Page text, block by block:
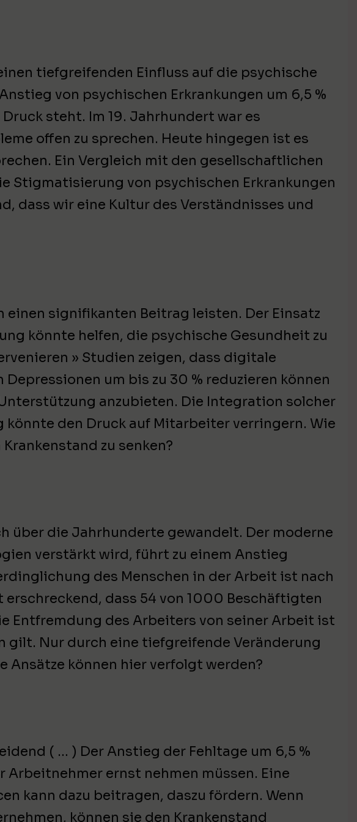
tiefgreifenden Einfluss auf die psychische
von psychischen Erkrankungen um 6,5 %
steht. Im 19. Jahrhundert war es
offen zu sprechen. Heute hingegen ist es
Ein Vergleich mit den gesellschaftlichen
Stigmatisierung von psychischen Erkrankungen
dass wir eine Kultur des Verständnisses und
einen signifikanten Beitrag leisten. Der Einsatz
könnte helfen, die psychische Gesundheit zu
» Studien zeigen, dass digitale
um bis zu 30 % reduzieren können
anzubieten. Die Integration solcher
den Druck auf Mitarbeiter verringern. Wie
zu senken?
über die Jahrhunderte gewandelt. Der moderne
verstärkt wird, führt zu einem Anstieg
des Menschen in der Arbeit ist nach
erschreckend, dass 54 von 1000 Beschäftigten
Entfremdung des Arbeiters von seiner Arbeit ist
gilt. Nur durch eine tiefgreifende Veränderung
Ansätze können hier verfolgt werden?
( … ) Der Anstieg der Fehltage um 6,5 %
Arbeitnehmer ernst nehmen müssen. Eine
kann dazu beitragen, daszu fördern. Wenn
können sie den Krankenstand